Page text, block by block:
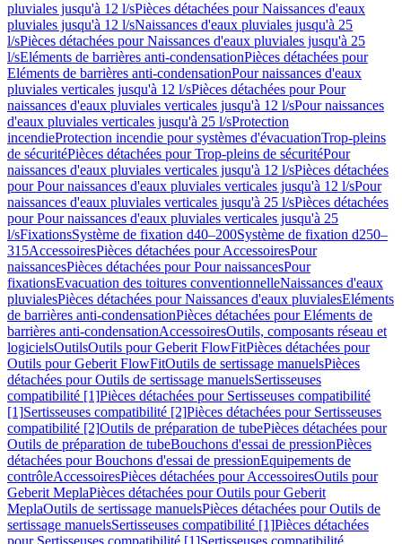
pluviales jusqu'à 12 l/sPièces détachées pour Naissances d'eaux
pluviales jusqu'à 12 l/sNaissances d'eaux pluviales jusqu'à 25
l/sPièces détachées pour Naissances d'eaux pluviales jusqu'à 25
l/sEléments de barrières anti-condensationPièces détachées pour
Eléments de barrières anti-condensationPour naissances d'eaux
pluviales verticales jusqu'à 12 l/sPièces détachées pour Pour
naissances d'eaux pluviales verticales jusqu'à 12 l/sPour naissances
d'eaux pluviales verticales jusqu'à 25 l/sProtection
incendieProtection incendie pour systèmes d'évacuationTrop-pleins
de sécuritéPièces détachées pour Trop-pleins de sécuritéPour
naissances d'eaux pluviales verticales jusqu'à 12 l/sPièces détachées
pour Pour naissances d'eaux pluviales verticales jusqu'à 12 l/sPour
naissances d'eaux pluviales verticales jusqu'à 25 l/sPièces détachées
pour Pour naissances d'eaux pluviales verticales jusqu'à 25
l/sFixationsSystème de fixation d40–200Système de fixation d250–
315AccessoiresPièces détachées pour AccessoiresPour
naissancesPièces détachées pour Pour naissancesPour
fixationsEvacuation des toitures conventionnelleNaissances d'eaux
pluvialesPièces détachées pour Naissances d'eaux pluvialesEléments
de barrières anti-condensationPièces détachées pour Eléments de
barrières anti-condensationAccessoiresOutils, composants réseau et
logicielsOutilsOutils pour Geberit FlowFitPièces détachées pour
Outils pour Geberit FlowFitOutils de sertissage manuelsPièces
détachées pour Outils de sertissage manuelsSertisseuses
compatibilité [1]Pièces détachées pour Sertisseuses compatibilité
[1]Sertisseuses compatibilité [2]Pièces détachées pour Sertisseuses
compatibilité [2]Outils de préparation de tubePièces détachées pour
Outils de préparation de tubeBouchons d'essai de pressionPièces
détachées pour Bouchons d'essai de pressionEquipements de
contrôleAccessoiresPièces détachées pour AccessoiresOutils pour
Geberit MeplaPièces détachées pour Outils pour Geberit
MeplaOutils de sertissage manuelsPièces détachées pour Outils de
sertissage manuelsSertisseuses compatibilité [1]Pièces détachées
pour Sertisseuses compatibilité [1]Sertisseuses compatibilité